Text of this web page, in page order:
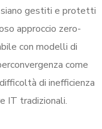
gestiti e protetti
approccio zero-
con modelli di
come
di inefficienza
IT tradizionali.